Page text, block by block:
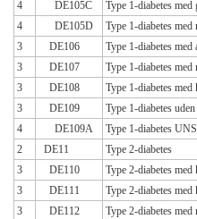
4
DE105C
Type 1-diabetes
4
DE105D
Type 1-diabetes
3
DE106
Type 1-diabetes
3
DE107
Type 1-diabetes
3
DE108
Type 1-diabetes
3
DE109
Type 1-diabetes
4
DE109A
Type 1-diabetes UNS
2
DE11
Type 2-diabetes
3
DE110
Type 2-diabetes med
3
DE111
Type 2-diabetes med
3
DE112
Type 2-diabetes